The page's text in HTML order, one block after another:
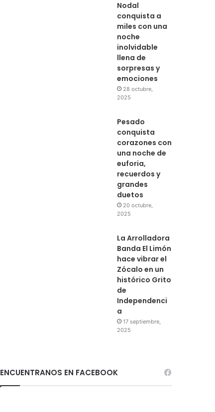
Nodal
conquista a
miles con una
noche
inolvidable
llena de
sorpresas y
emociones
28 octubre,
2025
Pesado
conquista
corazones con
una noche de
euforia,
recuerdos y
grandes
duetos
20 octubre,
2025
La Arrolladora
Banda El Limón
hace vibrar el
Zócalo en un
histórico Grito
de
Independenci
a
17 septiembre,
2025
ENCUENTRANOS EN FACEBOOK